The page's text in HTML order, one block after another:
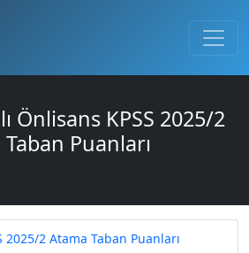
Önlisans KPSS 2025/2
Taban Puanları
2 Atama Taban Puanları